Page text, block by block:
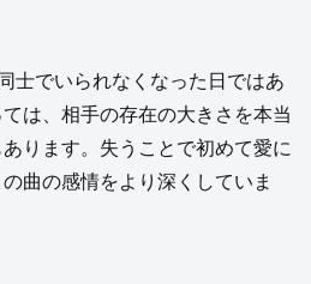
士でいられなくなった日ではあ
は、相手の存在の大きさを本当
ります。失うことで初めて愛に
曲の感情をより深くしていま